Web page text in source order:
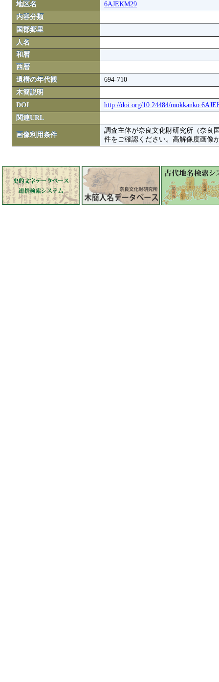
地区名
6AJEKM29
内容分類
国郡郷里
人名
和暦
西暦
遺構の年代観
694-710
木簡説明
DOI
http://doi.org/10.24484/
関連URL
画像利用条件
調査主体が奈良文化財研究所（奈良
件をご確認ください。高解像度画像